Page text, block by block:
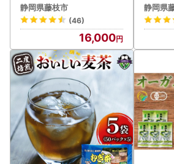
静岡県藤枝市
(46)
16,000
静岡県